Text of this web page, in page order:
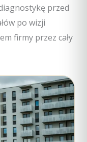
przed
po wizji
firmy przez cały